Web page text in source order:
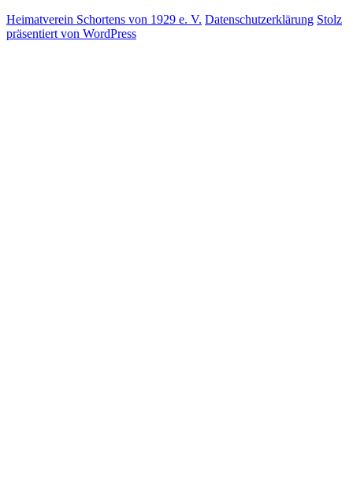
Heimatverein Schortens von 1929 e. V. Datenschutzerklärung Stolz
präsentiert von WordPress